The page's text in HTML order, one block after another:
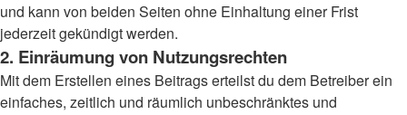
und kann von beiden Seiten ohne Einhaltung einer Frist
jederzeit gekündigt werden.
2. Einräumung von Nutzungsrechten
Mit dem Erstellen eines Beitrags erteilst du dem Betreiber ein
einfaches, zeitlich und räumlich unbeschränktes und